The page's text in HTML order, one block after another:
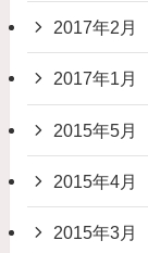
2017年2月
2017年1月
2015年5月
2015年4月
2015年3月